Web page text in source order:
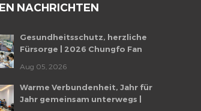
NACHRICHTEN
Gesundheitsschutz, herzliche
Fürsorge | 2026 Chungfo Fan
Veranstaltung
Aug 05, 2026
Warme Verbundenheit, Jahr für
Jahr gemeinsam unterwegs |